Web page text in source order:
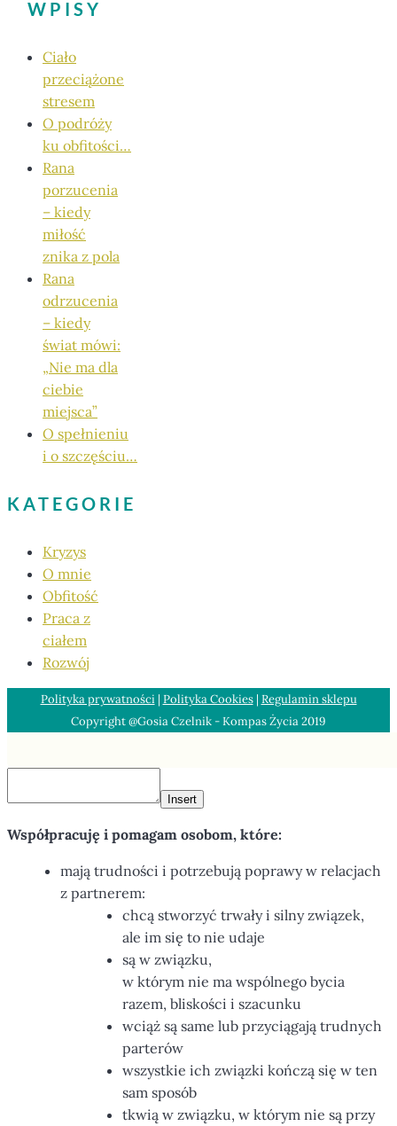
WPISY
Ciało
przeciążone
stresem
O podróży
ku obfitości…
Rana
porzucenia
– kiedy
miłość
znika z pola
Rana
odrzucenia
– kiedy
świat mówi:
„Nie ma dla
ciebie
miejsca”
O spełnieniu
i o szczęściu…
KATEGORIE
Kryzys
O mnie
Obfitość
Praca z
ciałem
Rozwój
Polityka prywatności| Polityka Cookies| Regulamin sklepu
Copyright @Gosia Czelnik - Kompas Życia 2019
Insert
Współpracuję i pomagam osobom, które:
mają trudności i potrzebują poprawy w relacjach
z partnerem:
chcą stworzyć trwały i silny związek,
ale im się to nie udaje
są w związku,
w którym nie ma wspólnego bycia
razem, bliskości i szacunku
wciąż są same lub przyciągają trudnych
parterów
wszystkie ich związki kończą się w ten
sam sposób
tkwią w związku, w którym nie są przy